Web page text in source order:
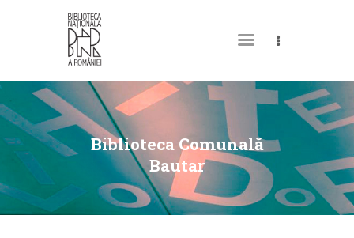
Biblioteca Comunală
Bautar
DESPRE NOI
PERMISUL MEU DE
BIBLIOTECĂ
CATALOAGE ȘI
COLECȚII